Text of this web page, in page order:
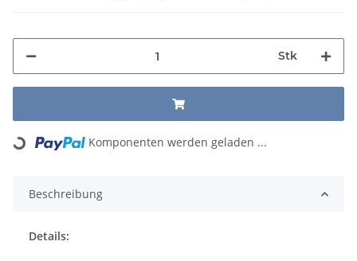
Stk
Loading... Komponenten werden geladen ...
Beschreibung
Details: